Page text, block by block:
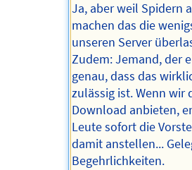
Ja, aber weil Spidern
machen das die
unseren Server
Zudem: Jemand, der
genau, dass das
zulässig ist. Wenn wir
Download anbieten,
Leute sofort die
damit anstellen...
Begehrlichkeiten.